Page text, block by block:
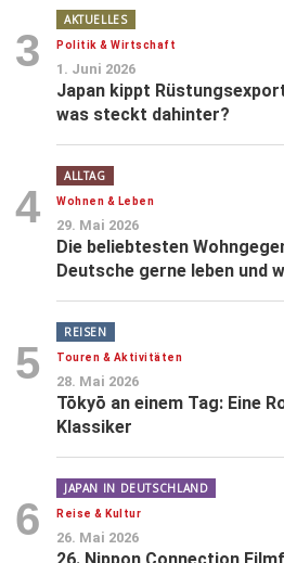
3
AKTUELLES
Politik & Wirtschaft
1. Juni 2026
Japan kippt
was steckt dahinter?
4
ALLTAG
Wohnen & Leben
29. Mai 2026
Die beliebtesten
Deutsche gerne leben und
5
REISEN
Touren & Aktivitäten
28. Mai 2026
Tōkyō an einem Tag: Eine
Klassiker
6
JAPAN IN DEUTSCHLAND
Reise & Kultur
26. Mai 2026
26. Nippon Connection